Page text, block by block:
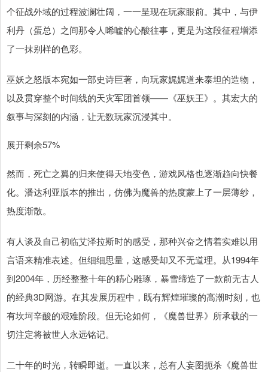
个征战外域的过程波澜壮阔，一一呈现在玩家眼前。其中，与伊
利丹（蛋总）之间那令人唏嘘的心酸往事，更是为这段征程增添
了一抹别样的色彩。
巫妖之怒版本宛如一部史诗巨著，向玩家娓娓道来泰坦的造物，
以及贯穿整个时间线的天灾军团首领——《巫妖王》。其宏大的
叙事与深刻的内涵，让无数玩家沉浸其中。
展开剩余57%
然而，死亡之翼的归来使得天地变色，游戏风格也逐渐趋向快餐
化。潘达利亚版本的推出，仿佛为魔兽的热度蒙上了一层薄纱，
热度渐散。
有人谈及自己初临艾泽拉斯时的感受，那种兴奋之情着实难以用
言语来精准表述。但细细思量，这感受却又不无道理。从1994年
到2004年，历经整整十年的精心雕琢，暴雪缔造了一款前无古人
的经典3D网游。在其发展历程中，既有辉煌璀璨的高潮时刻，也
有坎坷辛酸的艰难阶段。但无论如何，《魔兽世界》所承载的一
切注定将被世人永远铭记。
二十年的时光，转瞬即逝。一直以来，总有人妄图扼杀《魔兽世